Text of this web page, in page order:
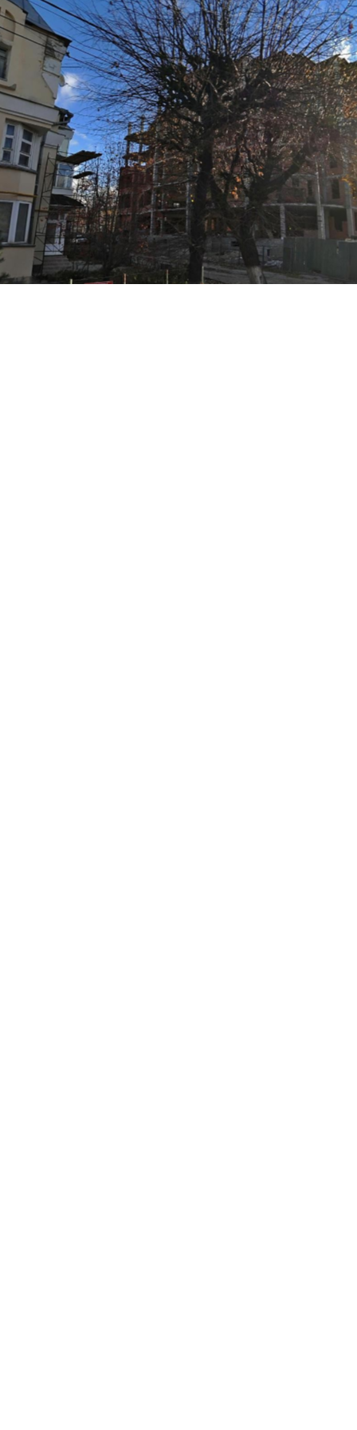
Перейти к основному содержанию